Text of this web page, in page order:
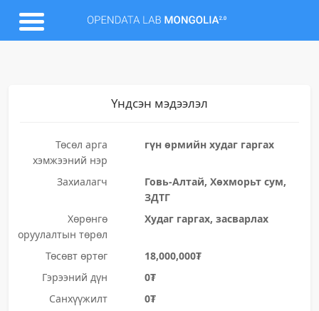
Үндсэн мэдээлэл
Төсөл арга
хэмжээний нэр
гүн өрмийн худаг гаргах
Захиалагч
Говь-Алтай, Хөхморьт сум,
ЗДТГ
Хөрөнгө
оруулалтын төрөл
Худаг гаргах, засварлах
Төсөвт өртөг
18,000,000₮
Гэрээний дүн
0₮
Санхүүжилт
0₮